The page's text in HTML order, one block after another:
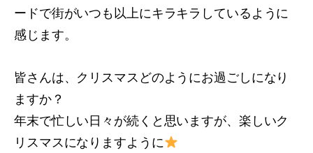
ードで街がいつも以上にキラキラしているように
感じます。
皆さんは、クリスマスどのようにお過ごしになり
ますか？
年末で忙しい日々が続くと思いますが、楽しいク
リスマスになりますように